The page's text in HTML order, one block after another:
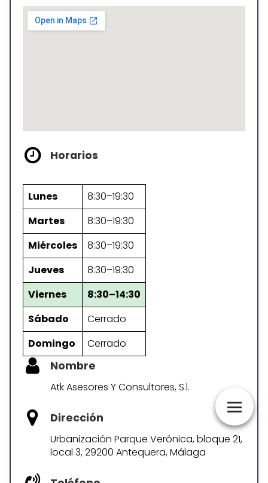
Horarios
Lunes
8:30–19:30
Martes
8:30–19:30
Miércoles
8:30–19:30
Jueves
8:30–19:30
Viernes
8:30–14:30
Sábado
Cerrado
Domingo
Cerrado
Nombre
Atk Asesores Y Consultores, S.l.
Dirección
Urbanización Parque Verónica, bloque 21,
local 3, 29200 Antequera, Málaga